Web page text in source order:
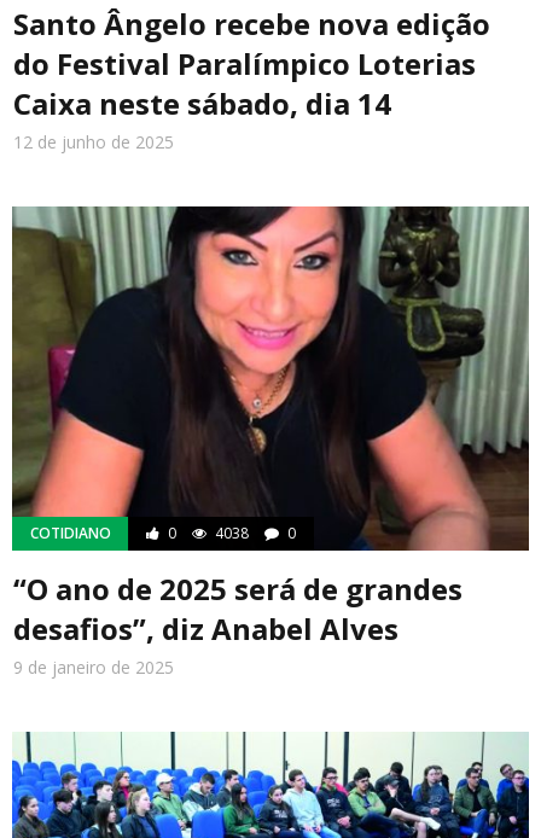
Santo Ângelo recebe nova edição
do Festival Paralímpico Loterias
Caixa neste sábado, dia 14
12 de junho de 2025
COTIDIANO 0 4038 0
“O ano de 2025 será de grandes
desafios”, diz Anabel Alves
9 de janeiro de 2025